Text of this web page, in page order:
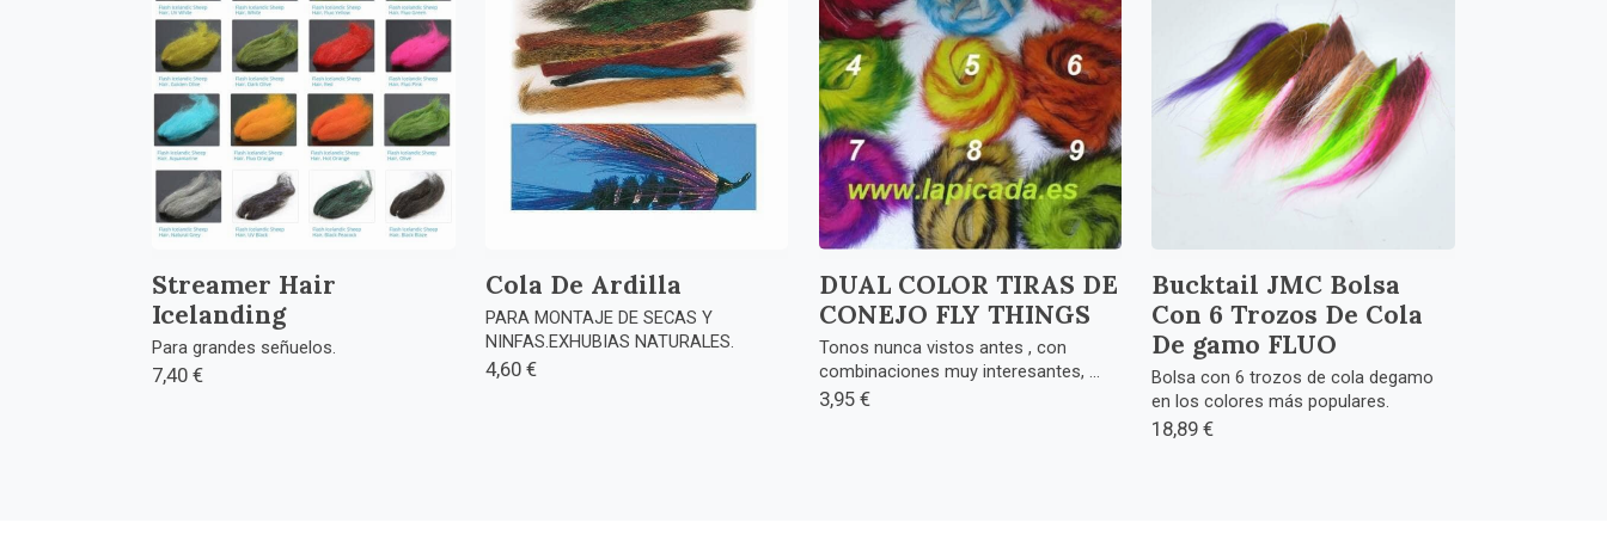
Streamer Hair
Icelanding
Para grandes señuelos.
7,40 €
Cola De Ardilla
PARA MONTAJE DE SECAS Y
NINFAS.EXHUBIAS NATURALES.
4,60 €
DUAL COLOR TIRAS DE
CONEJO FLY THINGS
Tonos nunca vistos antes , con
combinaciones muy interesantes, ...
3,95 €
Bucktail JMC Bolsa
Con 6 Trozos De Cola
De gamo FLUO
Bolsa con 6 trozos de cola degamo
en los colores más populares.
18,89 €